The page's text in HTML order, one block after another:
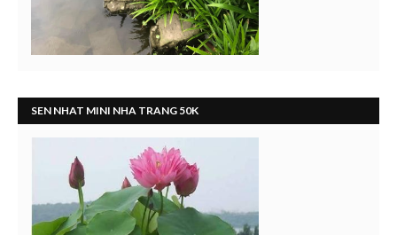
SEN NHAT MINI NHA TRANG 50K